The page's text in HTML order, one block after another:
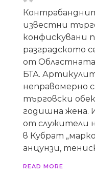
известни
конфискувани
разградското
от
БТА.
неправомерно
търговски
годишна жена.
от служители
в Кубрат
анцунзи,
READ MORE